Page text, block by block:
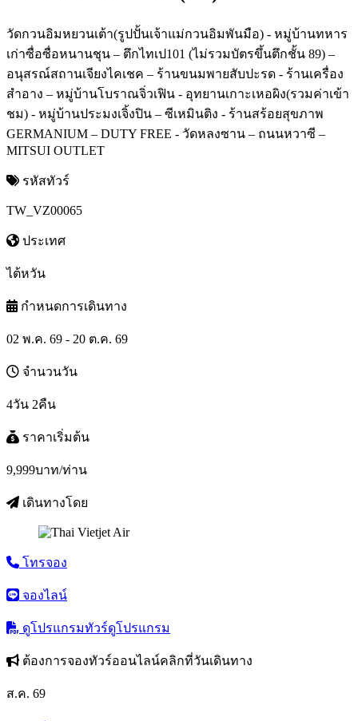
วัดกวนอิมหยวนเต้า(รูปปั้นเจ้าแม่กวนอิมพันมือ) - หมู่บ้านทหาร
เก่าซื่อซื่อหนานชุน – ตึกไทเป101 (ไม่รวมบัตรขึ้นตึกชั้น 89) –
อนุสรณ์สถานเจียงไคเชค – ร้านขนมพายสับปะรด - ร้านเครื่อง
สำอาง – หมู่บ้านโบราณจิ่วเฟิน - อุทยานเกาะเหอผิง(รวมค่าเข้า
ชม) - หมู่บ้านประมงเจิ้งปิน – ซีเหมินติง - ร้านสร้อยสุขภาพ
GERMANIUM – DUTY FREE - วัดหลงซาน – ถนนหวาซี –
MITSUI OUTLET
รหัสทัวร์
TW_VZ00065
ประเทศ
ไต้หวัน
กำหนดการเดินทาง
02 พ.ค. 69 - 20 ต.ค. 69
จำนวนวัน
4วัน 2คืน
ราคาเริ่มต้น
9,999บาท/ท่าน
เดินทางโดย
โทรจอง
จองไลน์
ดูโปรแกรมทัวร์ดูโปรแกรม
ต้องการจองทัวร์ออนไลน์คลิกที่วันเดินทาง
ส.ค. 69